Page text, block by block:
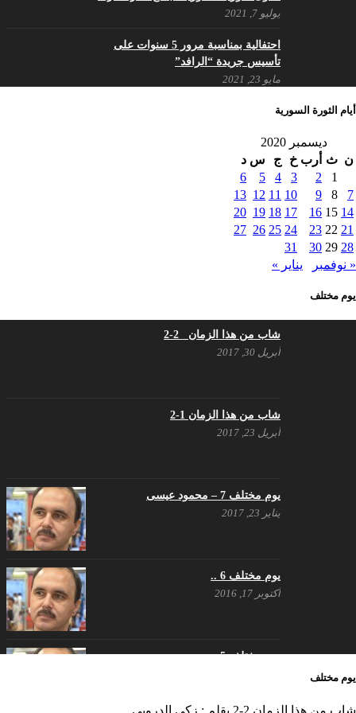
يوليو 7, 2021
احتفالية بمناسبة مرور 5 سنوات على
تأسيس جريدة “الرافد”
مايو 23, 2021
اليسار
مايو 15, 2021
أسبوع ثقافي في ذكرى الاستقلال
أبريل 16, 2021
أبريل 12, 2021
أيام الثورة السورية
ديسمبر 2020
ن ث أرب خ ج س د
1
2
3
4
5
6
7
8
9
10
11
12
13
14
15
16
17
18
19
20
21
22
23
24
25
26
27
28
29
30
31
« نوفمبر
يناير »
يوم مختلف
شاب من هذا الزمان 2-2
أبريل 30, 2017
شاب من هذا الزمان 1-2
أبريل 23, 2017
يوم مختلف 7 – محمود عيسى
يناير 23, 2017
يوم مختلف 6 ..
أكتوبر 17, 2016
يوم مختلف 5 ..
يوم مختلف
شاب من هذا الزمان 2-2 بقلم : زكي الدروبي